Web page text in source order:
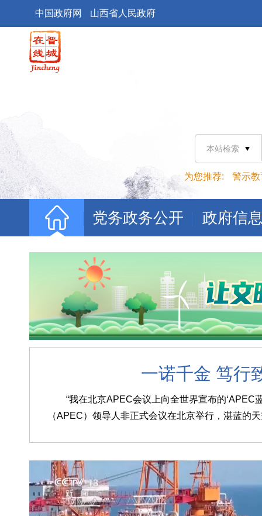
中国政府网 山西省人民政府
本站检索
为您推荐: 警示教
党务政务公开 政府信
7月21日，中国（山西）—马来西亚（吉隆坡
内，客商轮番体验VR云游云冈石窟、平遥古城。
全市干
8月6日，全市干部素质提升工程第87期专题讲
邀省国资委党委委员、副主任闫卫伟，以“全面准确
一诺千金 笃行
“我在北京APEC会议上向全世界宣布的
（APEC）领导人非正式会议在北京举行，湛蓝的
7月21日，中国（山西）—马来西亚（吉隆坡
内，客商轮番体验VR云游云冈石窟、平遥古城。